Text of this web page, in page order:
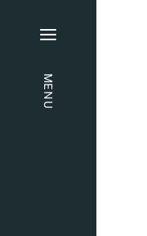
MENU